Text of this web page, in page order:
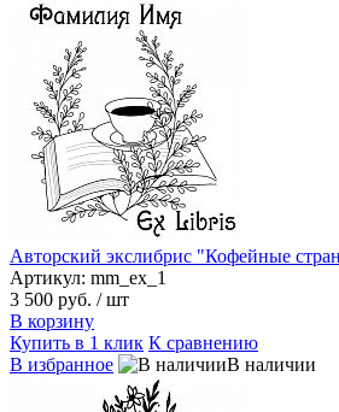
Авторский экслибрис "Кофейные
Артикул: mm_ex_1
3 500 руб. / шт
В корзину
Купить в 1 клик К сравнению
В избранное
В наличии